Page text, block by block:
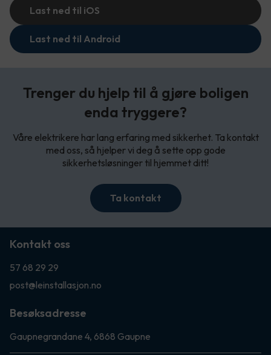
Last ned til iOS
Last ned til Android
Trenger du hjelp til å gjøre boligen
enda tryggere?
Våre elektrikere har lang erfaring med sikkerhet. Ta kontakt
med oss, så hjelper vi deg å sette opp gode
sikkerhetsløsninger til hjemmet ditt!
Ta kontakt
Kontakt oss
57 68 29 29
post@leinstallasjon.no
Besøksadresse
Gaupnegrandane 4, 6868 Gaupne